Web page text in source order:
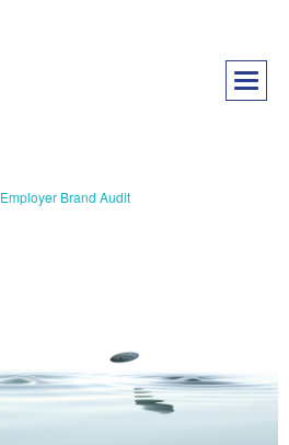
Employer Brand Audit